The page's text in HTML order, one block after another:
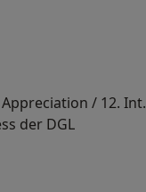
/ 12. Int.
der DGL